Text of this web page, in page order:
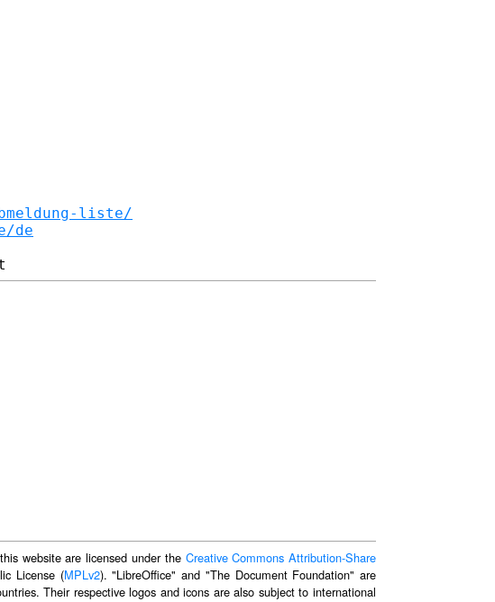
liste/
de
website are licensed under the Creative Commons Attribution-Share
License (MPLv2). "LibreOffice" and "The Document Foundation" are
Their respective logos and icons are also subject to international